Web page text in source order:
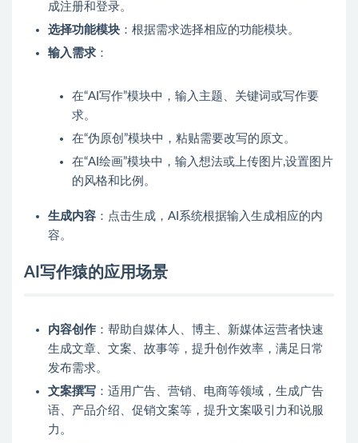
成注册和登录。
选择功能模块 ：根据需求选择相应的功能模块。
输入需求 ：
在“AI写作”模块中，输入主题、关键词或写作要
求。
在“伪原创”模块中，粘贴需要改写的原文。
在“AI绘画”模块中，输入想法或上传图片,设置图片
的风格和比例。
生成内容 ：点击生成，AI系统根据输入生成相应的内
容。
AI写作猿的应用场景
内容创作 ：帮助自媒体人、博主、新媒体运营者快速
生成文章、文案、故事等，提升创作效率，满足日常
发布需求。
文案撰写 ：适用广告、营销、电商等领域，生成广告
语、产品介绍、促销文案等，提升文案吸引力和说服
力。